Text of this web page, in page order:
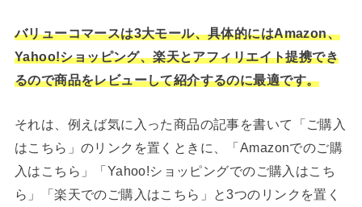
バリューコマースは3大モール、具体的にはAmazon、
Yahoo!ショッピング、楽天とアフィリエイト提携でき
るので商品をレビューして紹介するのに最適です。
それは、例えば気に入った商品の記事を書いて「ご購入
はこちら」のリンクを置くときに、「Amazonでのご購
入はこちら」「Yahoo!ショッピングでのご購入はこち
ら」「楽天でのご購入はこちら」と3つのリンクを置く